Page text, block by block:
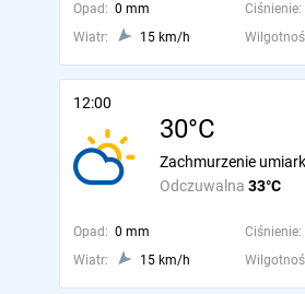
Opad: 0 mm Ciśnienie:
Wiatr:
15 km/h
12:00
30°C
Odczuwalna 33°C
Zachmurzenie
Opad: 0 mm Ciśnienie:
Wiatr:
15 km/h